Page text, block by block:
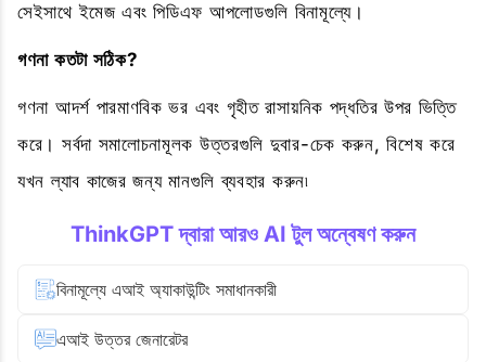
সেইসাথে ইমেজ এবং পিডিএফ আপলোডগুলি বিনামূল্যে।
গণনা কতটা সঠিক?
গণনা আদর্শ পারমাণবিক ভর এবং গৃহীত রাসায়নিক পদ্ধতির উপর ভিত্তি
করে। সর্বদা সমালোচনামূলক উত্তরগুলি দুবার-চেক করুন, বিশেষ করে
যখন ল্যাব কাজের জন্য মানগুলি ব্যবহার করুন৷
ThinkGPT দ্বারা আরও AI টুল অন্বেষণ করুন
বিনামূল্যে এআই অ্যাকাউন্টিং সমাধানকারী
এআই উত্তর জেনারেটর